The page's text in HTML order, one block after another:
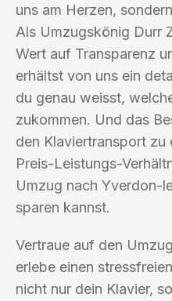
uns am Herzen,
Als Umzugskönig Durr
Wert auf Transparenz
erhältst von uns ein
du genau weisst,
zukommen. Und das
den Klaviertransport zu
Preis-Leistungs-
Umzug nach Yverdon-
sparen kannst.
Vertraue auf den
erlebe einen
nicht nur dein Klavier,